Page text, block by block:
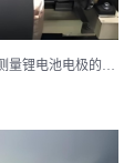
为什么要选择宽光斑激光位移传感器来测量锂电池电极的厚度？